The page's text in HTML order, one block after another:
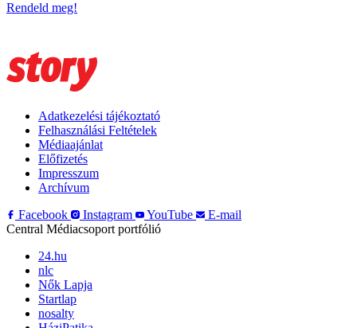
Rendeld meg!
Adatkezelési tájékoztató
Felhasználási Feltételek
Médiaajánlat
Előfizetés
Impresszum
Archívum
Facebook
Instagram YouTube
E-mail
Central Médiacsoport portfólió
24.hu
nlc
Nők Lapja
Startlap
nosalty